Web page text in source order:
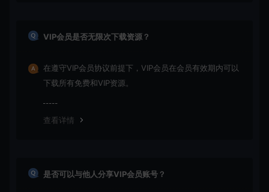
VIP会员是否无限次下载资源？
在遵守VIP会员协议前提下，VIP会员在会员有效期内可以
下载所有免费和VIP资源。
查看详情
是否可以与他人分享VIP会员账号？